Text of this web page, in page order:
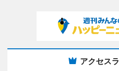
アクセス